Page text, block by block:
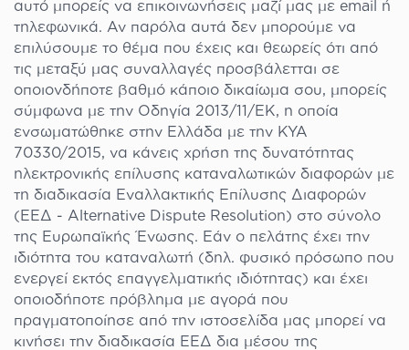
αυτό μπορείς να επικοινωνήσεις μαζί μας με email ή
τηλεφωνικά. Αν παρόλα αυτά δεν μπορούμε να
επιλύσουμε το θέμα που έχεις και θεωρείς ότι από
τις μεταξύ μας συναλλαγές προσβάλετται σε
οποιονδήποτε βαθμό κάποιο δικαίωμα σου, μπορείς
σύμφωνα με την Οδηγία 2013/11/ΕΚ, η οποία
ενσωματώθηκε στην Ελλάδα με την ΚΥΑ
70330/2015, να κάνεις χρήση της δυνατότητας
ηλεκτρονικής επίλυσης καταναλωτικών διαφορών με
τη διαδικασία Εναλλακτικής Επίλυσης Διαφορών
(ΕΕΔ - Alternative Dispute Resolution) στο σύνολο
της Ευρωπαϊκής Ένωσης. Εάν ο πελάτης έχει την
ιδιότητα του καταναλωτή (δηλ. φυσικό πρόσωπο που
ενεργεί εκτός επαγγελματικής ιδιότητας) και έχει
οποιοδήποτε πρόβλημα με αγορά που
πραγματοποίησε από την ιστοσελίδα μας μπορεί να
κινήσει την διαδικασία ΕΕΔ δια μέσου της